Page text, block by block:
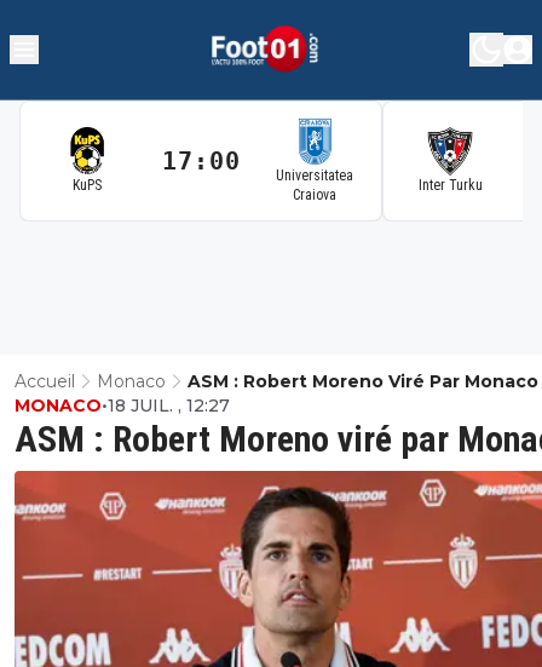
KuPS
17:00
Universitatea
Craiova
Inter Turku
Accueil Monaco ASM : Robert Moreno Viré Par Monaco
ASM : Robert Moreno viré par
MONACO•18 JUIL. , 12:27